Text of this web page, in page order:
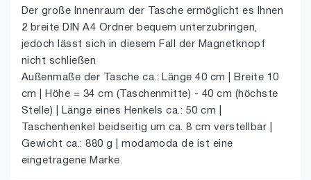
Der große Innenraum der Tasche ermöglicht es Ihnen
2 breite DIN A4 Ordner bequem unterzubringen,
jedoch lässt sich in diesem Fall der Magnetknopf
nicht schließen
Außenmaße der Tasche ca.: Länge 40 cm | Breite 10
cm | Höhe = 34 cm (Taschenmitte) - 40 cm (höchste
Stelle) | Länge eines Henkels ca.: 50 cm |
Taschenhenkel beidseitig um ca. 8 cm verstellbar |
Gewicht ca.: 880 g | modamoda de ist eine
eingetragene Marke.